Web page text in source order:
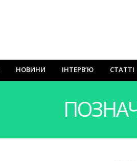
НОВИНИ ІНТЕРВ’Ю СТАТТІ